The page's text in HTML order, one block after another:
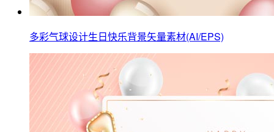
多彩气球设计生日快乐背景矢量素材(AI/EPS)